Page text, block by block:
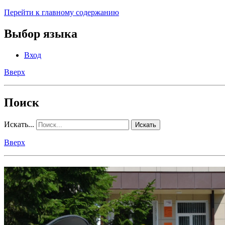
Перейти к главному содержанию
Выбор языка
Вход
Вверх
Поиск
Искать... Искать
Вверх